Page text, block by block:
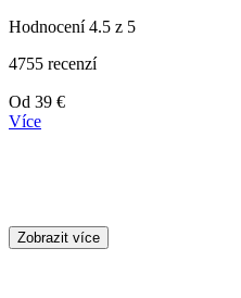
Hodnocení 4.5 z 5
4755 recenzí
Ceny
od
Od 39 €
Více
Zobrazit více